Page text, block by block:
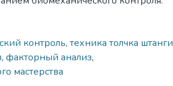
контроль, техника толчка штанги
, факторный анализ,
мастерства